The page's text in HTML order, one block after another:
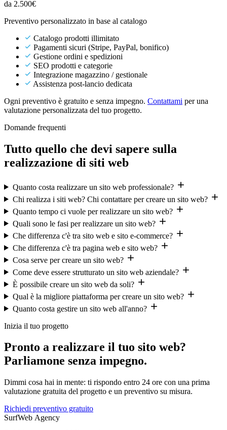
da 2.500€
Preventivo personalizzato in base al catalogo
Catalogo prodotti illimitato
Pagamenti sicuri (Stripe, PayPal, bonifico)
Gestione ordini e spedizioni
SEO prodotti e categorie
Integrazione magazzino / gestionale
Assistenza post-lancio dedicata
Ogni preventivo è gratuito e senza impegno. Contattami per una
valutazione personalizzata del tuo progetto.
Domande frequenti
Tutto quello che devi sapere sulla
realizzazione di siti web
Quanto costa realizzare un sito web professionale?
Chi realizza i siti web? Chi contattare per creare un sito web?
Quanto tempo ci vuole per realizzare un sito web?
Quali sono le fasi per realizzare un sito web?
Che differenza c'è tra sito web e sito e-commerce?
Che differenza c'è tra pagina web e sito web?
Cosa serve per creare un sito web?
Come deve essere strutturato un sito web aziendale?
È possibile creare un sito web da soli?
Qual è la migliore piattaforma per creare un sito web?
Quanto costa gestire un sito web all'anno?
Inizia il tuo progetto
Pronto a realizzare il tuo sito web?
Parliamone senza impegno.
Dimmi cosa hai in mente: ti rispondo entro 24 ore con una prima
valutazione gratuita del progetto e un preventivo su misura.
Richiedi preventivo gratuito
SurfWeb Agency